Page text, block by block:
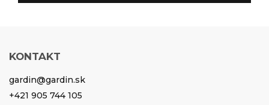
KONTAKT
gardin@gardin.sk
+421 905 744 105